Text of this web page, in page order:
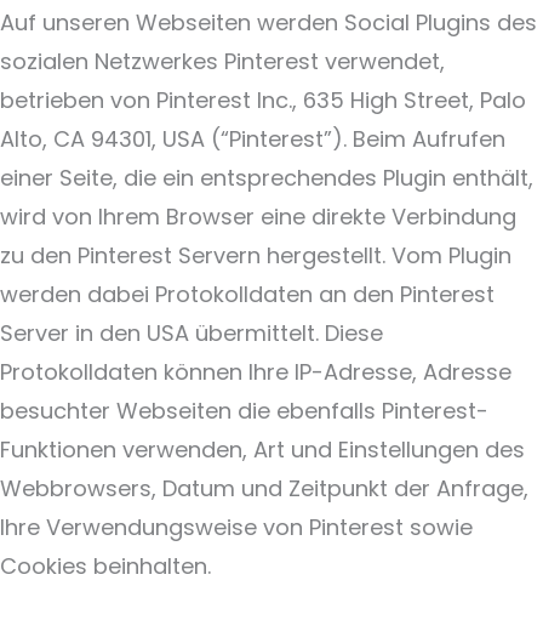
Auf unseren Webseiten werden Social Plugins des
sozialen Netzwerkes Pinterest verwendet,
betrieben von Pinterest Inc., 635 High Street, Palo
Alto, CA 94301, USA (“Pinterest”). Beim Aufrufen
einer Seite, die ein entsprechendes Plugin enthält,
wird von Ihrem Browser eine direkte Verbindung
zu den Pinterest Servern hergestellt. Vom Plugin
werden dabei Protokolldaten an den Pinterest
Server in den USA übermittelt. Diese
Protokolldaten können Ihre IP-Adresse, Adresse
besuchter Webseiten die ebenfalls Pinterest-
Funktionen verwenden, Art und Einstellungen des
Webbrowsers, Datum und Zeitpunkt der Anfrage,
Ihre Verwendungsweise von Pinterest sowie
Cookies beinhalten.